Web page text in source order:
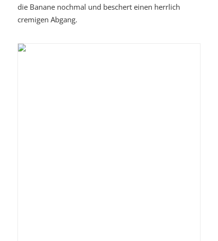
die Banane nochmal und beschert einen herrlich
cremigen Abgang.